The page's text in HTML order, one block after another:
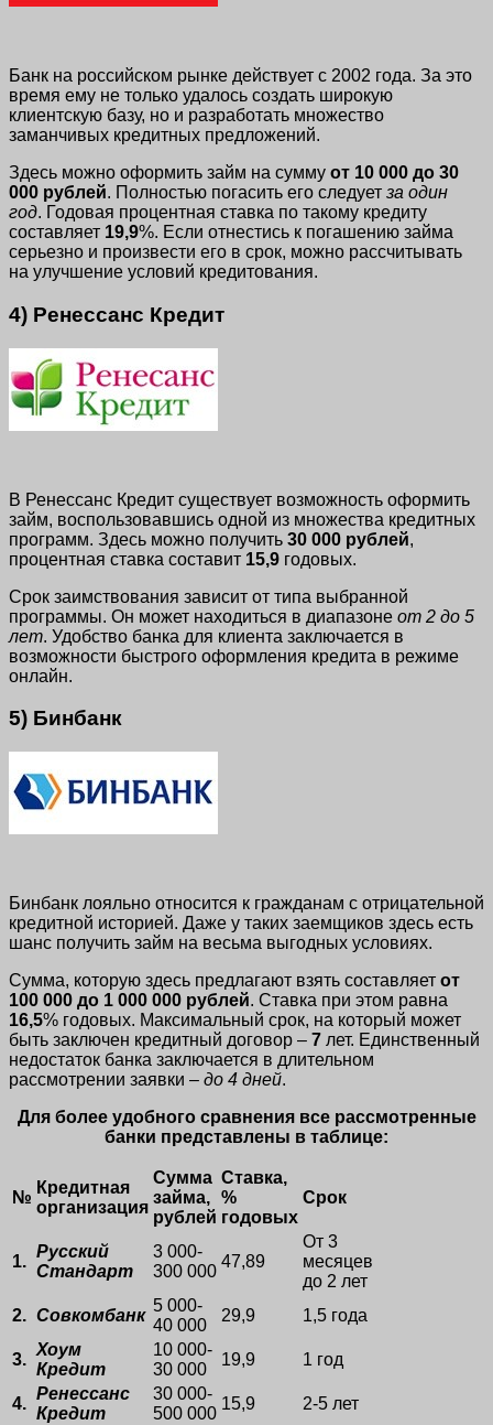
Банк на российском рынке действует с 2002 года. За это
время ему не только удалось создать широкую
клиентскую базу, но и разработать множество
заманчивых кредитных предложений.
Здесь можно оформить займ на сумму от 10 000 до 30
000 рублей. Полностью погасить его следует за один
год. Годовая процентная ставка по такому кредиту
составляет 19,9%. Если отнестись к погашению займа
серьезно и произвести его в срок, можно рассчитывать
на улучшение условий кредитования.
4) Ренессанс Кредит
В Ренессанс Кредит существует возможность оформить
займ, воспользовавшись одной из множества кредитных
программ. Здесь можно получить 30 000 рублей,
процентная ставка составит 15,9 годовых.
Срок заимствования зависит от типа выбранной
программы. Он может находиться в диапазоне от 2 до 5
лет. Удобство банка для клиента заключается в
возможности быстрого оформления кредита в режиме
онлайн.
5) Бинбанк
Бинбанк лояльно относится к гражданам с отрицательной
кредитной историей. Даже у таких заемщиков здесь есть
шанс получить займ на весьма выгодных условиях.
Сумма, которую здесь предлагают взять составляет от
100 000 до 1 000 000 рублей. Ставка при этом равна
16,5% годовых. Максимальный срок, на который может
быть заключен кредитный договор – 7 лет. Единственный
недостаток банка заключается в длительном
рассмотрении заявки – до 4 дней.
Для более удобного сравнения все рассмотренные
банки представлены в таблице:
№
Кредитная
организация
Сумма
займа,
рублей
Ставка,
%
годовых
Срок
1.
Русский
Стандарт
3 000-
300 000
47,89
От 3
месяцев
до 2 лет
2. Совкомбанк
5 000-
40 000
29,9 1,5 года
3.
Хоум
Кредит
10 000-
30 000
19,9 1 год
4.
Ренессанс
Кредит
30 000-
500 000
15,9 2-5 лет